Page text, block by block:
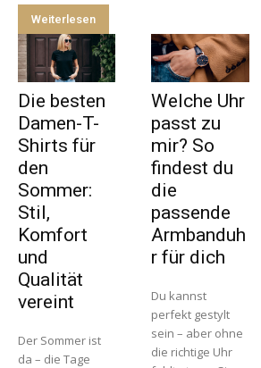
Weiterlesen
Die besten
Damen-T-
Shirts für
den
Sommer:
Stil,
Komfort
und
Qualität
vereint
Der Sommer ist
da – die Tage
Welche Uhr
passt zu
mir? So
findest du
die
passende
Armbanduh
r für dich
Du kannst
perfekt gestylt
sein – aber ohne
die richtige Uhr